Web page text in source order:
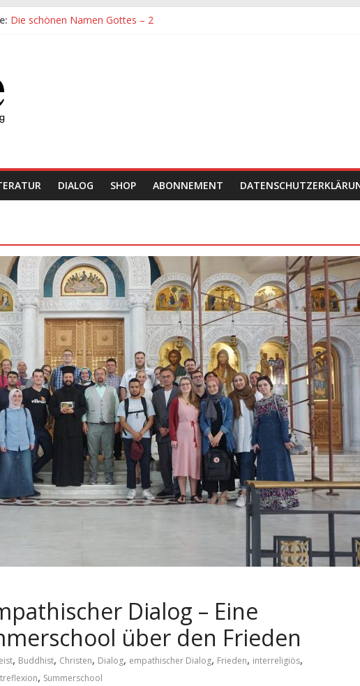
Die schönen Namen Gottes – 2
DIALOG SHOP ABONNEMENT
Dialog – Eine
über den Frieden
, Buddhist, Christen, Dialog, empathischer Dialog, Frieden, interreligiös,
, Summerschool